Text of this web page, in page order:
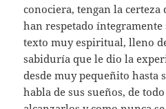
conociera, tengan la certeza
han respetado íntegramente
texto muy espiritual, lleno
sabiduría que le dio la
desde muy pequeñito hasta
habla de sus sueños, de